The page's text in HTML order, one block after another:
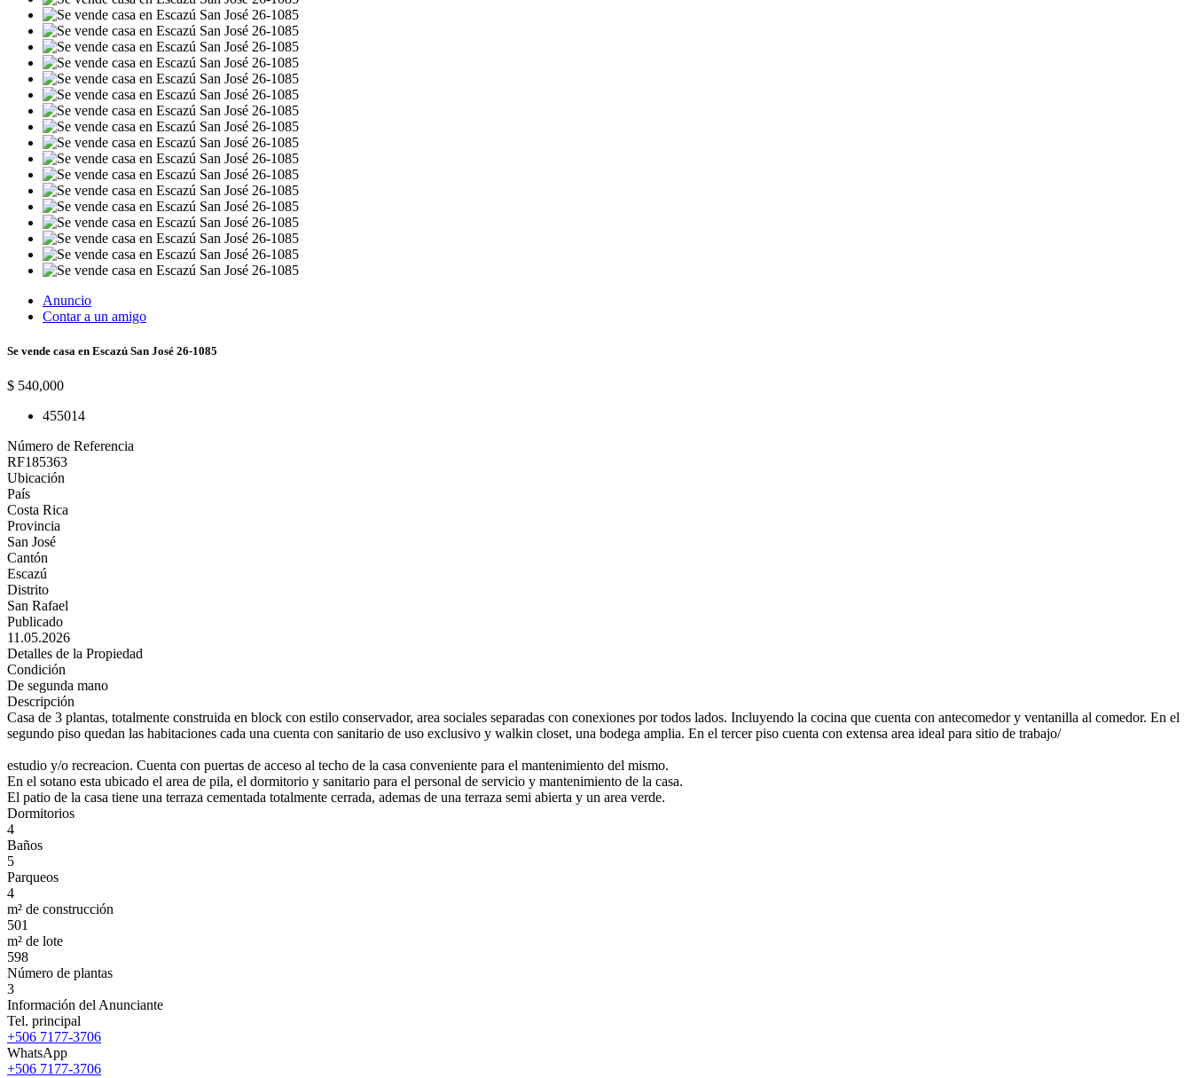
Anuncio
Contar a un amigo
Se vende casa en Escazú San José 26-1085
$ 540,000
455014
Número de Referencia
RF185363
Ubicación
País
Costa Rica
Provincia
San José
Cantón
Escazú
Distrito
San Rafael
Publicado
11.05.2026
Detalles de la Propiedad
Condición
De segunda mano
Descripción
Casa de 3 plantas, totalmente construida en block con estilo conservador, area sociales separadas con conexiones por todos lados. Incluyendo la cocina que cuenta con antecomedor y ventanilla al comedor. En el
segundo piso quedan las habitaciones cada una cuenta con sanitario de uso exclusivo y walkin closet, una bodega amplia. En el tercer piso cuenta con extensa area ideal para sitio de trabajo/
estudio y/o recreacion. Cuenta con puertas de acceso al techo de la casa conveniente para el mantenimiento del mismo.
En el sotano esta ubicado el area de pila, el dormitorio y sanitario para el personal de servicio y mantenimiento de la casa.
El patio de la casa tiene una terraza cementada totalmente cerrada, ademas de una terraza semi abierta y un area verde.
Dormitorios
4
Baños
5
Parqueos
4
m² de construcción
501
m² de lote
598
Número de plantas
3
Información del Anunciante
Tel. principal
+506 7177-3706
WhatsApp
+506 7177-3706